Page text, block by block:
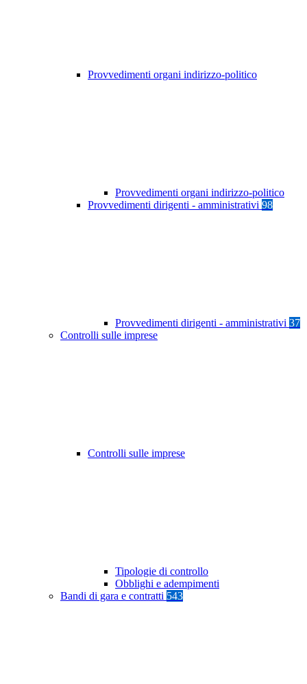
Provvedimenti organi indirizzo-politico
Provvedimenti organi indirizzo-politico
Provvedimenti dirigenti - amministrativi 98
Provvedimenti dirigenti - amministrativi 37
Controlli sulle imprese
Controlli sulle imprese
Tipologie di controllo
Obblighi e adempimenti
Bandi di gara e contratti 543